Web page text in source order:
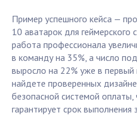
Пример успешного кейса —
10 аватарок для геймерского
работа профессионала
в команду на 35%, а число
выросло на 22% уже в
найдете проверенных
безопасной системой оплаты,
гарантирует срок выполнения